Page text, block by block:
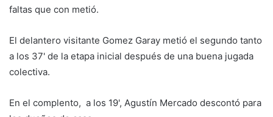
faltas que con metió.
El delantero visitante Gomez Garay metió el segundo tanto
a los 37' de la etapa inicial después de una buena jugada
colectiva.
En el complento, a los 19', Agustín Mercado descontó para